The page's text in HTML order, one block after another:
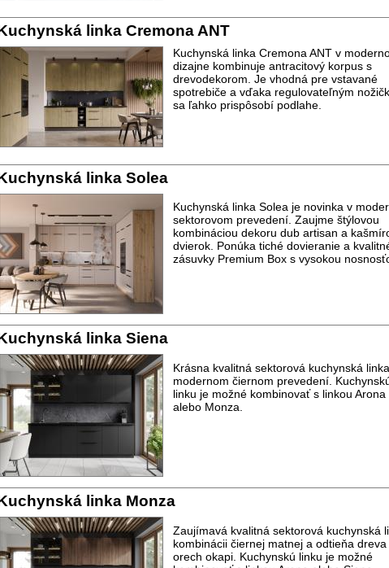
linka Cremona ANT
Kuchynská linka Cremona ANT v
dizajne kombinuje antracitový korpus s
drevodekorom. Je vhodná pre vstavané
spotrebiče a vďaka regulovateľným
sa ľahko prispôsobí podlahe.
linka Solea
Kuchynská linka Solea je novinka v
sektorovom prevedení. Zaujme štýlovou
kombináciou dekoru dub artisan a
dvierok. Ponúka tiché dovieranie a
zásuvky Premium Box s vysokou
linka Siena
Krásna kvalitná sektorová kuchynská
modernom čiernom prevedení.
linku je možné kombinovať s linkou Arona
alebo Monza.
linka Monza
Zaujímavá kvalitná sektorová kuchynská
kombinácii čiernej matnej a odtieňa dreva
orech okapi. Kuchynskú linku je možné